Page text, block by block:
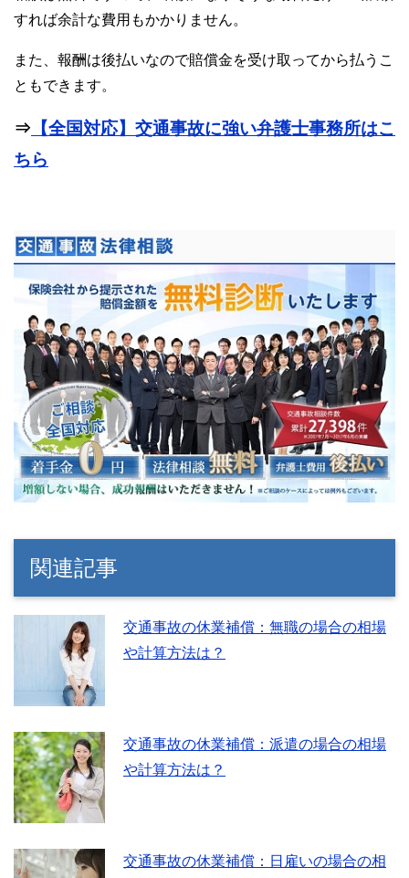
すれば余計な費用もかかりません。
また、報酬は後払いなので賠償金を受け取ってから払うこ
ともできます。
⇒ 【全国対応】交通事故に強い弁護士事務所はこ
ちら
関連記事
交通事故の休業補償：無職の場合の相場
や計算方法は？
交通事故の休業補償：派遣の場合の相場
や計算方法は？
交通事故の休業補償：日雇いの場合の相